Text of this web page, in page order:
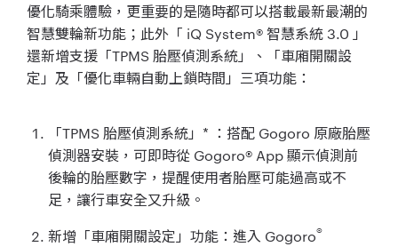
優化騎乘體驗，更重要的是隨時都可以搭載最新最潮的
智慧雙輪新功能；此外「 iQ System® 智慧系統 3.0 」
還新增支援「TPMS 胎壓偵測系統」、「車廂開關設
定」及「優化車輛自動上鎖時間」三項功能：
「TPMS 胎壓偵測系統」* ：搭配 Gogoro 原廠胎壓
偵測器安裝，可即時從 Gogoro® App 顯示偵測前
後輪的胎壓數字，提醒使用者胎壓可能過高或不
足，讓行車安全又升級。
新增「車廂開關設定」功能：進入 Gogoro®